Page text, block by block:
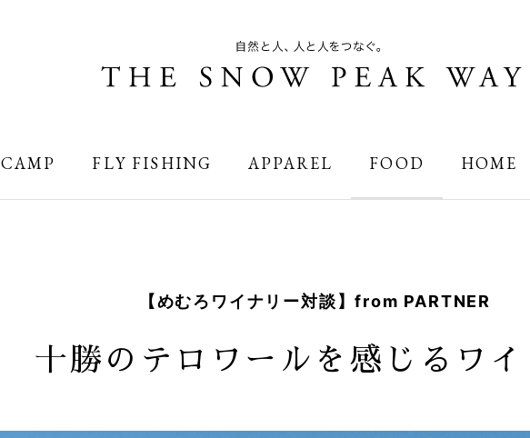
CAMP FLY FISHING APPAREL FOOD HOME
【めむろワイナリー対談】from PARTNER
十勝のテロワールを感じるワイ